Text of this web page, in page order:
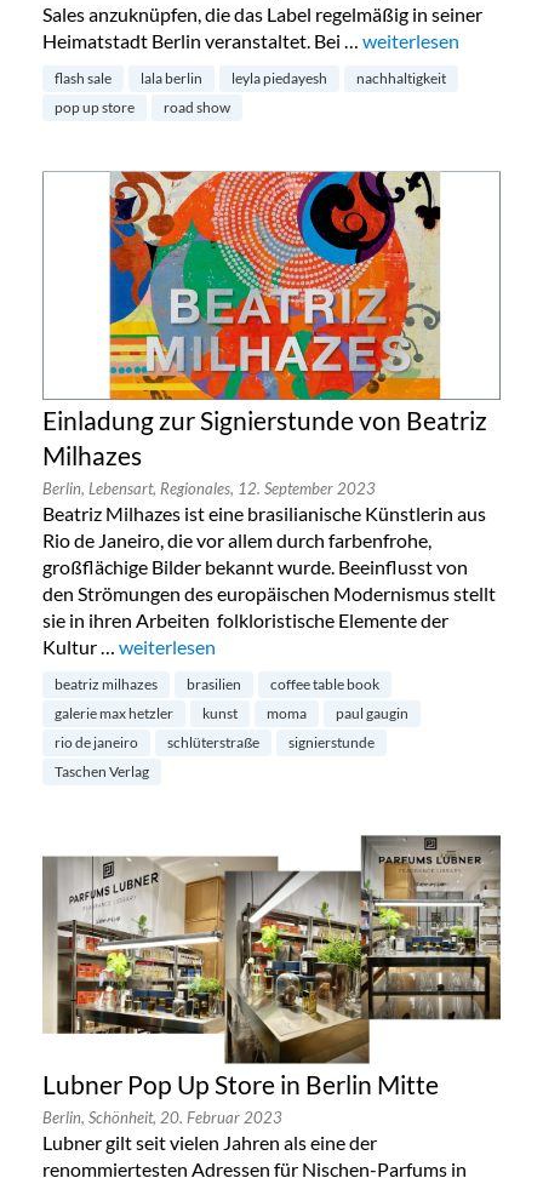
Sales anzuknüpfen, die das Label regelmäßig in seiner
Heimatstadt Berlin veranstaltet. Bei … „lala Berlin begibt
weiterlesen
flash sale lala berlin leyla piedayesh
nachhaltigkeit
pop up store
road show
Einladung zur Signierstunde von Beatriz
Milhazes
Berlin, Lebensart, Regionales, 12. September 2023
Beatriz Milhazes ist eine brasilianische Künstlerin aus
Rio de Janeiro, die vor allem durch farbenfrohe,
großflächige Bilder bekannt wurde. Beeinflusst von
den Strömungen des europäischen Modernismus stellt
sie in ihren Arbeiten folkloristische Elemente der
Kultur … „Einladung zur Signierstunde von Beatriz Milhazes“
weiterlesen
beatriz milhazes brasilien
coffee table book
galerie max hetzler
kunst moma
paul gaugin
rio de janeiro
schlüterstraße
signierstunde
Taschen Verlag
Lubner Pop Up Store in Berlin Mitte
Berlin, Schönheit, 20. Februar 2023
Lubner gilt seit vielen Jahren als eine der
renommiertesten Adressen für Nischen-Parfums in